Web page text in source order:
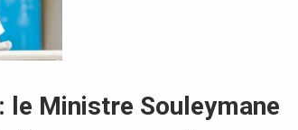
Ministre Souleymane